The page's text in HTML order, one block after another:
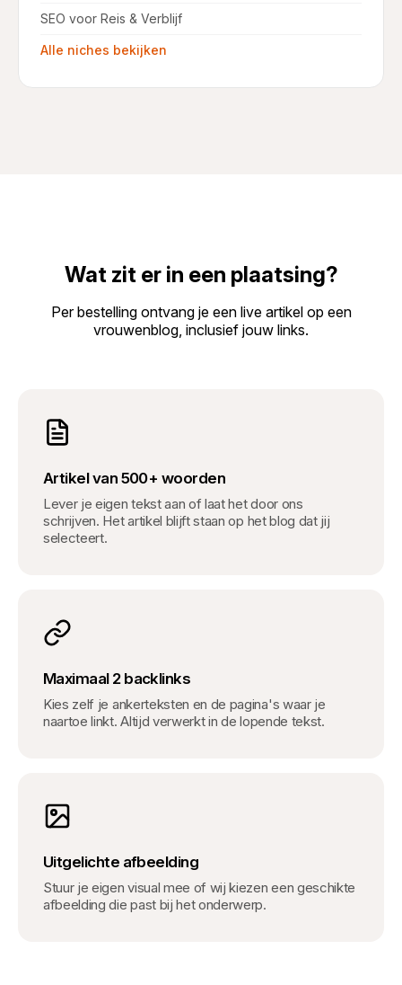
SEO voor Reis & Verblijf
Alle niches bekijken
Wat zit er in een plaatsing?
Per bestelling ontvang je een live artikel op een
vrouwenblog, inclusief jouw links.
Artikel van 500+ woorden
Lever je eigen tekst aan of laat het door ons
schrijven. Het artikel blijft staan op het blog dat jij
selecteert.
Maximaal 2 backlinks
Kies zelf je ankerteksten en de pagina's waar je
naartoe linkt. Altijd verwerkt in de lopende tekst.
Uitgelichte afbeelding
Stuur je eigen visual mee of wij kiezen een geschikte
afbeelding die past bij het onderwerp.